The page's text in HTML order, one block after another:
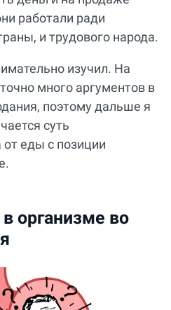
работали ради
и трудового народа.
изучил. На
много аргументов в
поэтому дальше я
суть
от еды с позиции
организме во